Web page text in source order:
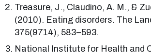
Treasure, J., Claudino, A. M., &
(2010). Eating disorders. The
375(9714), 583–593.
National Institute for Health and